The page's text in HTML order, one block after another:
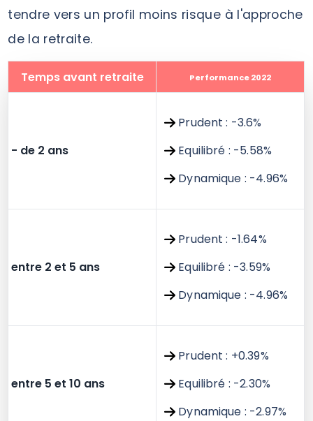
tendre vers un profil moins risque à l'approche
de la retraite.
Temps avant retraite Performance 2022
- de 2 ans
Prudent : -3.6%
Equilibré : -5.58%
Dynamique : -4.96%
entre 2 et 5 ans
Prudent : -1.64%
Equilibré : -3.59%
Dynamique : -4.96%
entre 5 et 10 ans
Prudent : +0.39%
Equilibré : -2.30%
Dynamique : -2.97%